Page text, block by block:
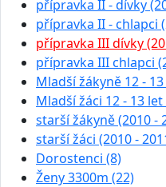
přípravka II - dívky
přípravka II - chlapci
přípravka III dívky
přípravka III chlapci
Mladší žákyně 12 -
Mladší žáci 12 - 13 let
starší žákyně (2010 -
starší žáci (2010 -
Dorostenci (8)
Ženy 3300m (22)